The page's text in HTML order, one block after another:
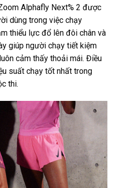
Alphafly Next% 2 được
dùng trong việc chạy
thiểu lực đổ lên đôi chân và
giúp người chạy tiết kiệm
cảm thấy thoải mái. Điều
suất chạy tốt nhất trong
thi.